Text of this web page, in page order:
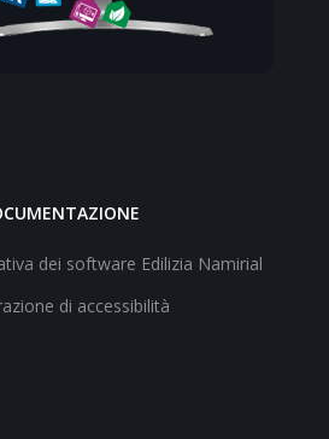
dei software Edilizia Namirial
di accessibilità